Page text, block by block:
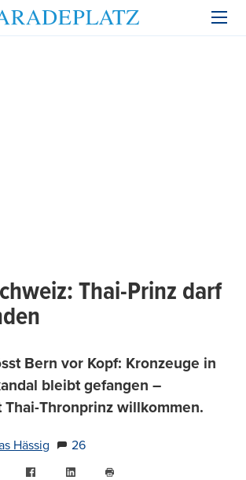
Thai-Prinz darf
Bern vor Kopf: Kronzeuge in
bleibt gefangen –
Thronprinz willkommen.
Hässig
26
Twitter FacebookLinkedIn